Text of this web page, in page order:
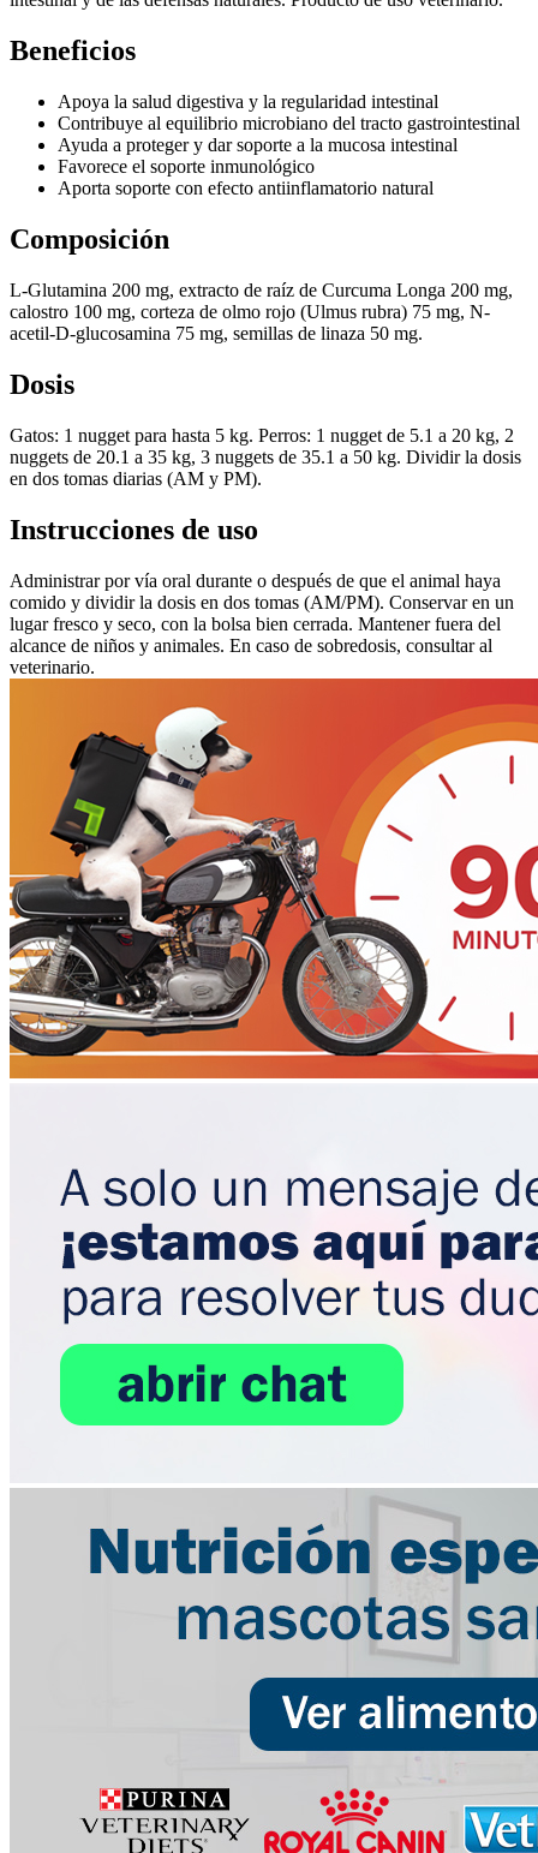
Beneficios
Apoya la salud digestiva y la regularidad intestinal
Contribuye al equilibrio microbiano del tracto gastrointestinal
Ayuda a proteger y dar soporte a la mucosa intestinal
Favorece el soporte inmunológico
Aporta soporte con efecto antiinflamatorio natural
Composición
L-Glutamina 200 mg, extracto de raíz de Curcuma Longa 200 mg,
calostro 100 mg, corteza de olmo rojo (Ulmus rubra) 75 mg, N-
acetil-D-glucosamina 75 mg, semillas de linaza 50 mg.
Dosis
Gatos: 1 nugget para hasta 5 kg. Perros: 1 nugget de 5.1 a 20 kg, 2
nuggets de 20.1 a 35 kg, 3 nuggets de 35.1 a 50 kg. Dividir la dosis
en dos tomas diarias (AM y PM).
Instrucciones de uso
Administrar por vía oral durante o después de que el animal haya
comido y dividir la dosis en dos tomas (AM/PM). Conservar en un
lugar fresco y seco, con la bolsa bien cerrada. Mantener fuera del
alcance de niños y animales. En caso de sobredosis, consultar al
veterinario.